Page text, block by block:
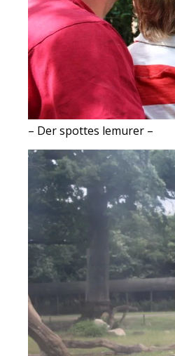
– Der spottes lemurer –